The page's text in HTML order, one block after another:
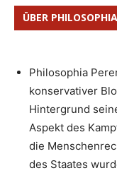
ÜBER
Philosophia
konservativer
Hintergrund
Aspekt des
die
des Staates